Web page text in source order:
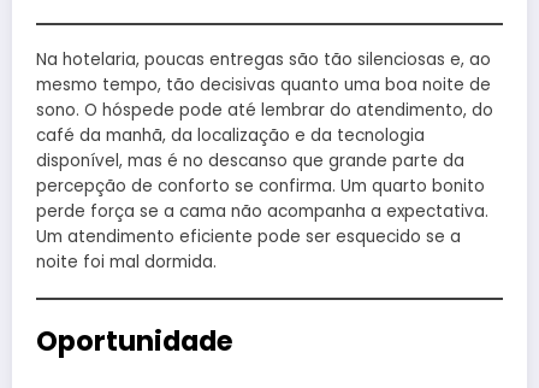
Na hotelaria, poucas entregas são tão silenciosas e, ao
mesmo tempo, tão decisivas quanto uma boa noite de
sono. O hóspede pode até lembrar do atendimento, do
café da manhã, da localização e da tecnologia
disponível, mas é no descanso que grande parte da
percepção de conforto se confirma. Um quarto bonito
perde força se a cama não acompanha a expectativa.
Um atendimento eficiente pode ser esquecido se a
noite foi mal dormida.
Oportunidade